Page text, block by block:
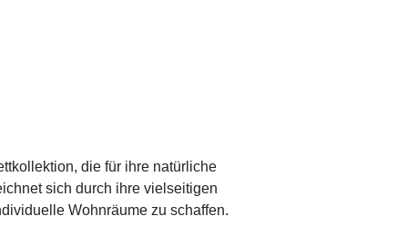
die für ihre natürliche
sich durch ihre vielseitigen
Wohnräume zu schaffen.